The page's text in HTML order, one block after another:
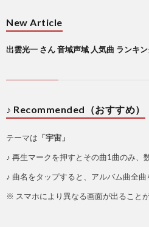
New Article
出雲光一 さん 音域声域 人気曲 ランキ
♪ Recommended（おすすめ）
テーマは 「宇宙」
♪ 再生マークを押すとその曲1曲のみ、
♪ 曲名をタップすると、アルバム曲全曲
※ スマホにより異なる画面が出ること